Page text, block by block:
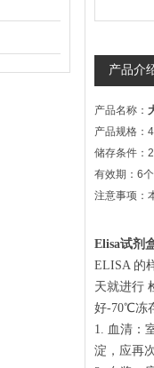
产品介
产品名称：
产品规格：
储存条件：
有效期：6个
注意事项：
Elisa试剂
ELISA 的
天就进行
好-70℃冻
1. 血清：
淀，应再